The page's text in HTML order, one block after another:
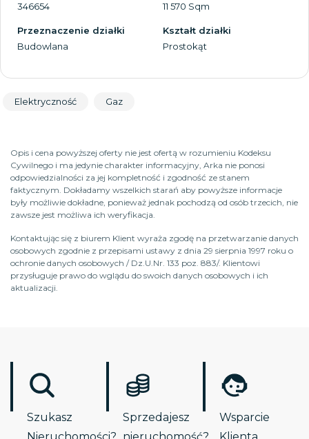
346654
11 570 Sqm
Przeznaczenie działki
Budowlana
Kształt działki
Prostokąt
Elektryczność Gaz
Opis i cena powyższej oferty nie jest ofertą w rozumieniu Kodeksu
Cywilnego i ma jedynie charakter informacyjny, Arka nie ponosi
odpowiedzialności za jej kompletność i zgodność ze stanem
faktycznym. Dokładamy wszelkich starań aby powyższe informacje
były możliwie dokładne, ponieważ jednak pochodzą od osób trzecich, nie
zawsze jest możliwa ich weryfikacja.
Kontaktując się z biurem Klient wyraża zgodę na przetwarzanie danych
osobowych zgodnie z przepisami ustawy z dnia 29 sierpnia 1997 roku o
ochronie danych osobowych / Dz.U.Nr. 133 poz. 883/. Klientowi
przysługuje prawo do wglądu do swoich danych osobowych i ich
aktualizacji.
Szukasz
Sprzedajesz
Wsparcie